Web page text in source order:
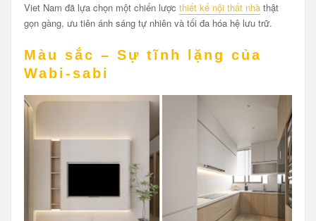
Viet Nam đã lựa chọn một chiến lược thiết kế nội thất nhàthật
gọn gàng, ưu tiên ánh sáng tự nhiên và tối đa hóa hệ lưu trữ.
Màu sắc – Sự tĩnh lặng của
Wabi-sabi